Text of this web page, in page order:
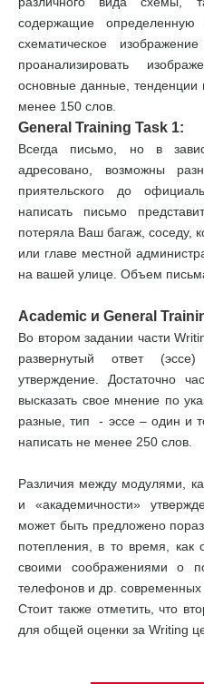
содержащие
схематическое
проанализировать
основные данные,
менее 150 слов.
General Training Task 1:
Всегда письмо, но в
адресовано, возможны
приятельского до
написать письмо
потеряла Ваш багаж, соседу,
или главе местной
на вашей улице. Объем
Academic и General
Во втором задании части
развернутый ответ
утверждение. Достаточно
высказать свое мнение по
разные, тип - эссе – один и
написать не менее 250 слов.
Различия между модулями,
и «академичности»
может быть предложено
потепления, в то время, как
своими соображениями о
телефонов и др. современных
Стоит также отметить, что
для общей оценки за Writing